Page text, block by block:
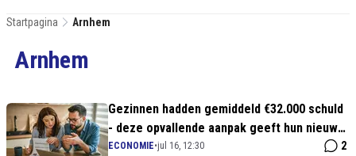
Startpagina Arnhem
Arnhem
Gezinnen hadden gemiddeld €32.000 schuld
- deze opvallende aanpak geeft hun nieuw
perspectief
ECONOMIE•jul 16, 12:30 2